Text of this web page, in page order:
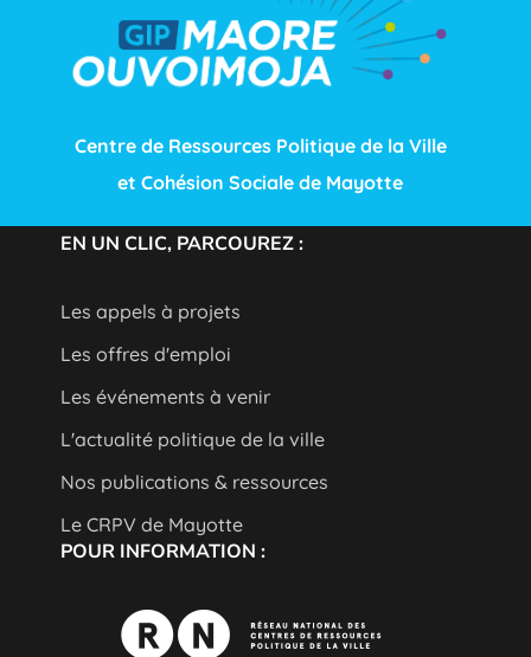
Centre de Ressources Politique de la Ville
et Cohésion Sociale de Mayotte
EN UN CLIC, PARCOUREZ :
Les appels à projets
Les offres d'emploi
Les événements à venir
L'actualité politique de la ville
Nos publications & ressources
Le CRPV de Mayotte
POUR INFORMATION :